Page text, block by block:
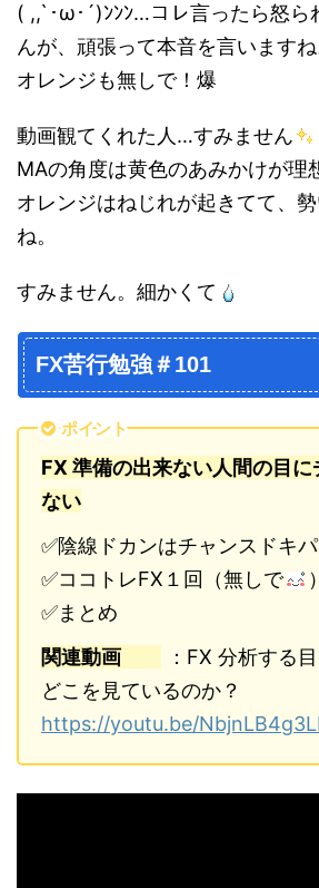
( ,,`･ω･´)ﾝﾝﾝ…コレ言ったら怒ら
んが、頑張って本音を言いますね
オレンジも無しで！爆
動画観てくれた人…すみません
MAの角度は黄色のあみかけが理
オレンジはねじれが起きてて、
ね。
すみません。細かくて
FX苦行勉強＃101
ポイント
FX 準備の出来ない人間の目に
ない
✅陰線ドカンはチャンスドキ
✅ココトレFX１回（無しで
）
✅まとめ
関連動画
：FX 分析する
どこを見ているのか？
https://youtu.be/